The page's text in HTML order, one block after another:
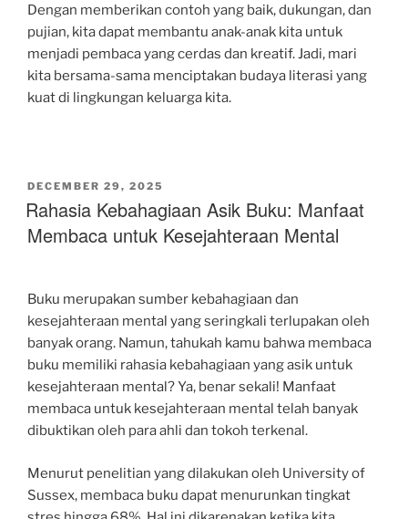
Dengan memberikan contoh yang baik, dukungan, dan
pujian, kita dapat membantu anak-anak kita untuk
menjadi pembaca yang cerdas dan kreatif. Jadi, mari
kita bersama-sama menciptakan budaya literasi yang
kuat di lingkungan keluarga kita.
POSTED
ON
DECEMBER 29, 2025
Rahasia Kebahagiaan Asik Buku: Manfaat
Membaca untuk Kesejahteraan Mental
Buku merupakan sumber kebahagiaan dan
kesejahteraan mental yang seringkali terlupakan oleh
banyak orang. Namun, tahukah kamu bahwa membaca
buku memiliki rahasia kebahagiaan yang asik untuk
kesejahteraan mental? Ya, benar sekali! Manfaat
membaca untuk kesejahteraan mental telah banyak
dibuktikan oleh para ahli dan tokoh terkenal.
Menurut penelitian yang dilakukan oleh University of
Sussex, membaca buku dapat menurunkan tingkat